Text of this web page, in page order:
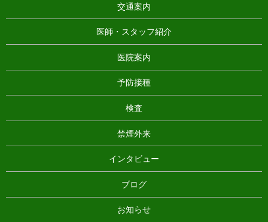
交通案内
医師・スタッフ紹介
医院案内
予防接種
検査
禁煙外来
インタビュー
ブログ
お知らせ